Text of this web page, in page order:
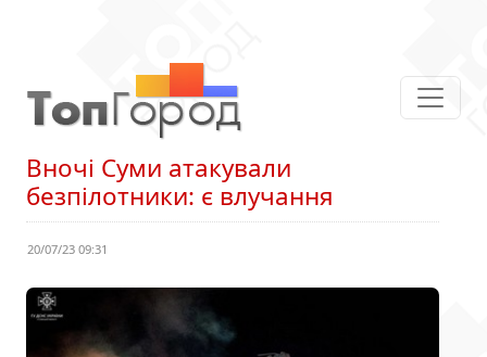
Вночі Суми атакували
безпілотники: є влучання
20/07/23 09:31